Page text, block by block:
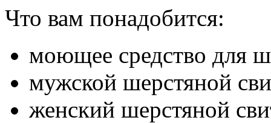
Что вам понадобится:
моющее средство для
мужской шерстяной
женский шерстяной